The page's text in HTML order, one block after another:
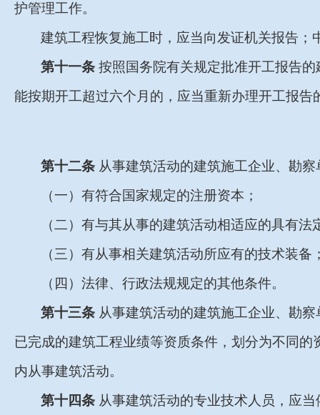
护管理工作。
建筑工程恢复施工时，应当向发证机关报告
第十一条 按照国务院有关规定批准开工报告
能按期开工超过六个月的，应当重新办理开工报告
第十二条 从事建筑活动的建筑施工企业、勘
（一）有符合国家规定的注册资本；
（二）有与其从事的建筑活动相适应的具有
（三）有从事相关建筑活动所应有的技术装备
（四）法律、行政法规规定的其他条件。
第十三条 从事建筑活动的建筑施工企业、勘
已完成的建筑工程业绩等资质条件，划分为不同
内从事建筑活动。
第十四条 从事建筑活动的专业技术人员，应